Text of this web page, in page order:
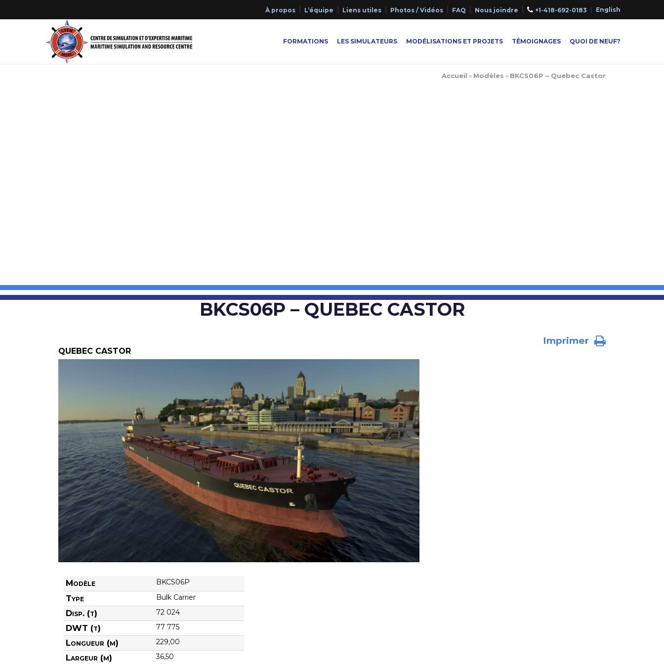
À propos L’équipe Liens utiles Photos / Vidéos FAQ Nous joindre +1-418-692-0183 English
FORMATIONS LES SIMULATEURS MODÉLISATIONS ET PROJETS TÉMOIGNAGES QUOI DE NEUF?
Accueil » Modèles » BKCS06P – Quebec Castor
BKCS06P – QUEBEC CASTOR
Imprimer
QUEBEC CASTOR
Modèle BKCS06P
Type Bulk Carrier
Disp. (t) 72 024
DWT (t) 77 775
Longueur (m) 229,00
Largeur (m) 36,50